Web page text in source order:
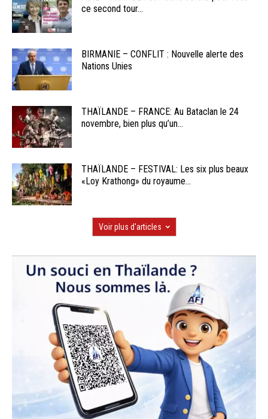
ce second tour...
BIRMANIE – CONFLIT : Nouvelle alerte des
Nations Unies
THAÏLANDE – FRANCE: Au Bataclan le 24
novembre, bien plus qu’un...
THAÏLANDE – FESTIVAL: Les six plus beaux
«Loy Krathong» du royaume...
Voir plus d'articles